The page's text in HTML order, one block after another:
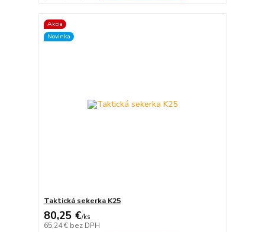
Akcia
Novinka
Taktická sekerka K25
80,25 €/ks
65,24 € bez DPH